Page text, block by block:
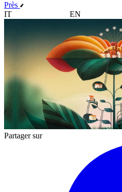
Près
IT
EN
Partager sur